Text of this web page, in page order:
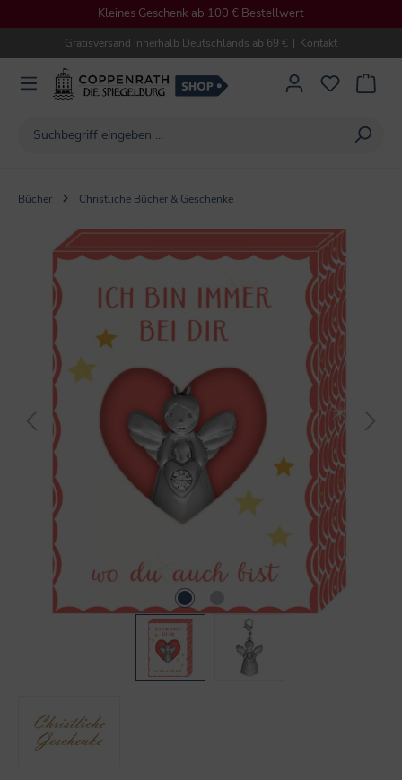
Kleines Geschenk ab 100 € Bestellwert
Gratisversand innerhalb Deutschlands ab 69 € | Kontakt
Bücher Christliche Bücher & Geschenke
Bildergalerie überspringen